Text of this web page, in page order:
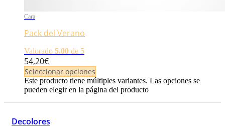
Cara
Pack del Verano
Valorado 5.00 de 5
54,20€
Seleccionar opciones
Este producto tiene múltiples variantes. Las opciones se
pueden elegir en la página del producto
Decolores